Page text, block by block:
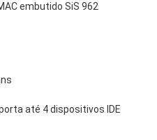
embutido SiS 962
até 4 dispositivos IDE